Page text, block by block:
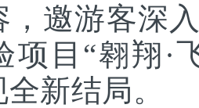
，邀游客深
项目“翱翔·
新结局。